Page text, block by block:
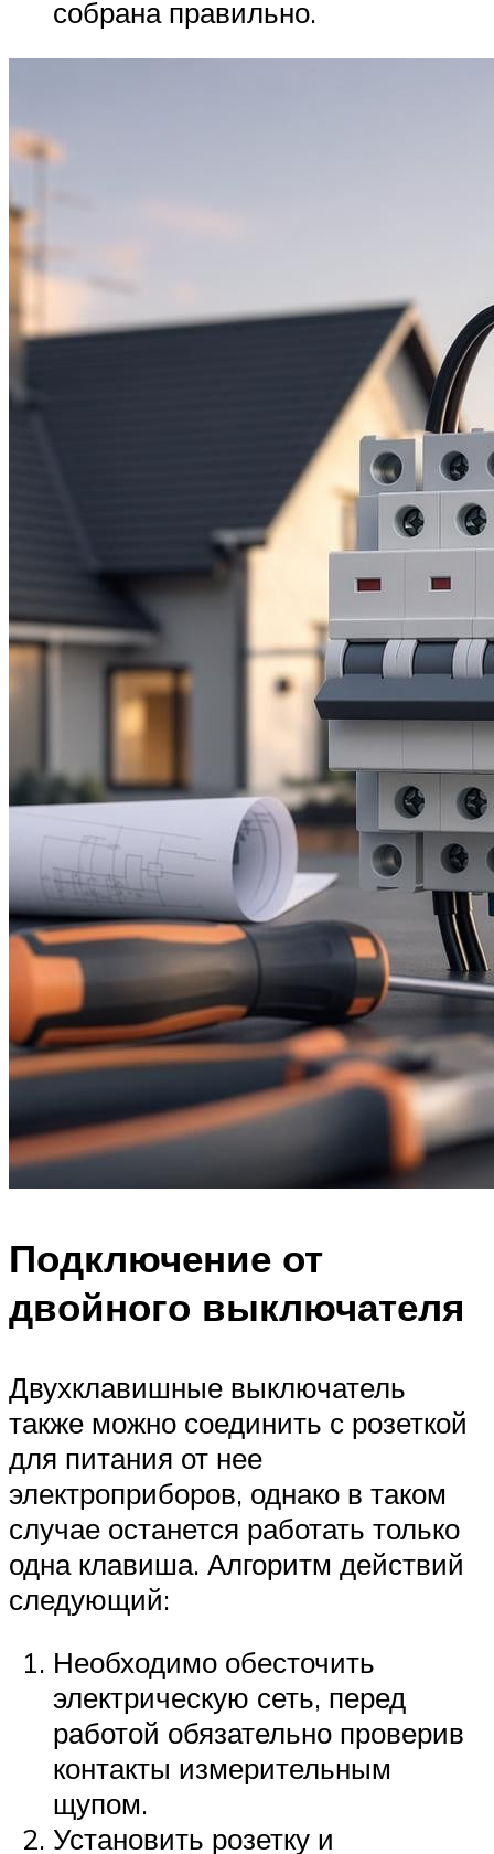
собрана правильно.
Подключение от
двойного выключателя
Двухклавишные выключатель
также можно соединить с розеткой
для питания от нее
электроприборов, однако в таком
случае останется работать только
одна клавиша. Алгоритм действий
следующий:
Необходимо обесточить
электрическую сеть, перед
работой обязательно проверив
контакты измерительным
щупом.
Установить розетку и